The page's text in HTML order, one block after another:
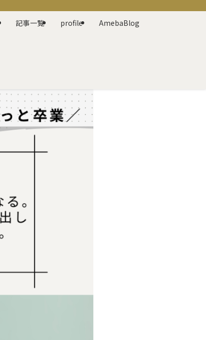
記事一覧 profile AmebaBlog